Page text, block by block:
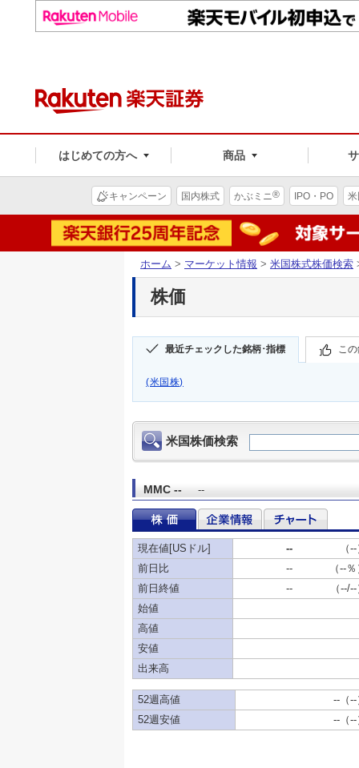
はじめての方へ 商品
キャンペーン 国内株式 かぶミニ® IPO・PO
ホーム > マーケット情報 > 米国株式株価検索
株価
最近チェックした銘柄･指標 こ
(米国株)